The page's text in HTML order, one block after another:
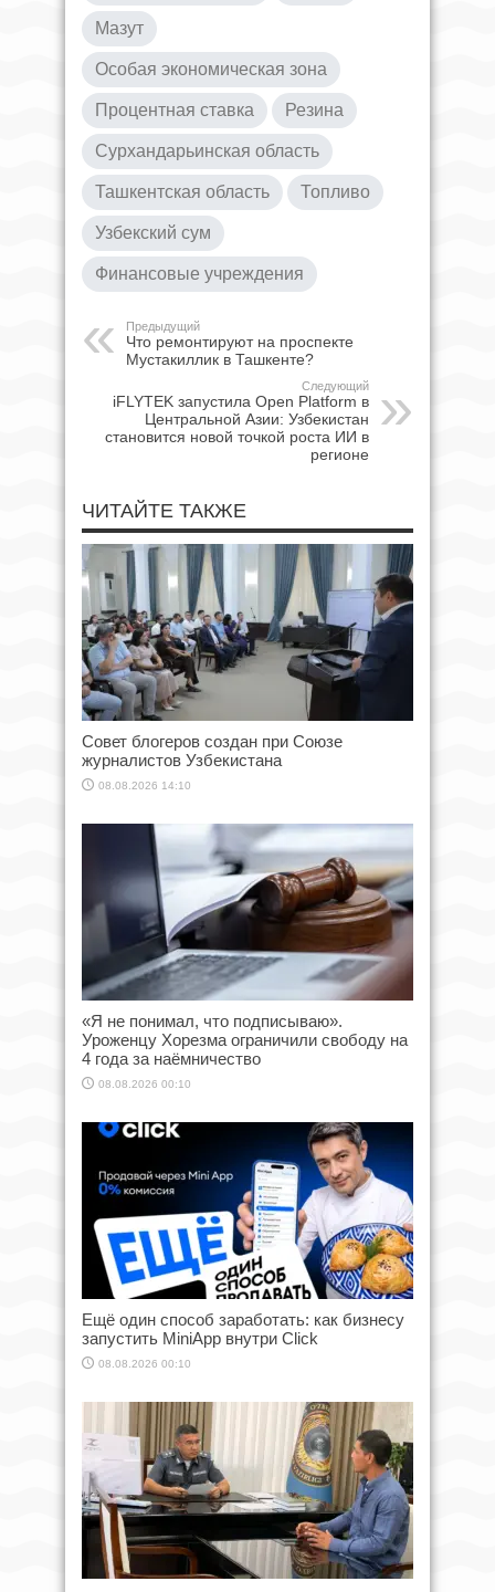
Мазут
Особая экономическая зона
Процентная ставка Резина
Сурхандарьинская область
Ташкентская область Топливо
Узбекский сум
Финансовые учреждения
Предыдущий
Что ремонтируют на проспекте
Мустакиллик в Ташкенте?
Следующий
iFLYTEK запустила Open Platform в
Центральной Азии: Узбекистан
становится новой точкой роста ИИ в
регионе
ЧИТАЙТЕ ТАКЖЕ
Совет блогеров создан при Союзе
журналистов Узбекистана
08.08.2026 14:10
«Я не понимал, что подписываю».
Уроженцу Хорезма ограничили свободу на
4 года за наёмничество
08.08.2026 00:10
Ещё один способ заработать: как бизнесу
запустить MiniApp внутри Click
08.08.2026 00:10